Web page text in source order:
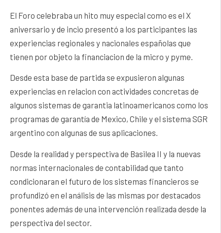
El Foro celebraba un hito muy especial como es el X
aniversario y de incio presentó a los participantes las
experiencias regionales y nacionales españolas que
tienen por objeto la financiacion de la micro y pyme.
Desde esta base de partida se expusieron algunas
experiencias en relacion con actividades concretas de
algunos sistemas de garantia latinoamericanos como los
programas de garantía de Mexico, Chile y el sistema SGR
argentino con algunas de sus aplicaciones.
Desde la realidad y perspectiva de Basilea II y la nuevas
normas internacionales de contabilidad que tanto
condicionaran el futuro de los sistemas financieros se
profundizó en el análisis de las mismas por destacados
ponentes además de una intervención realizada desde la
perspectiva del sector.